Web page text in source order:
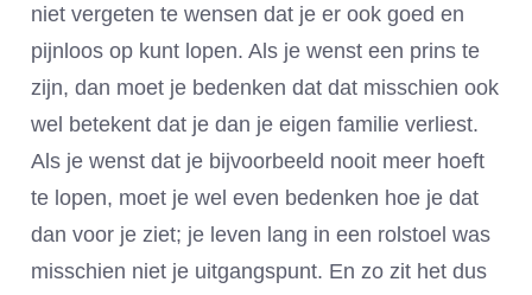
niet vergeten te wensen dat je er ook goed en
pijnloos op kunt lopen. Als je wenst een prins te
zijn, dan moet je bedenken dat dat misschien ook
wel betekent dat je dan je eigen familie verliest.
Als je wenst dat je bijvoorbeeld nooit meer hoeft
te lopen, moet je wel even bedenken hoe je dat
dan voor je ziet; je leven lang in een rolstoel was
misschien niet je uitgangspunt. En zo zit het dus